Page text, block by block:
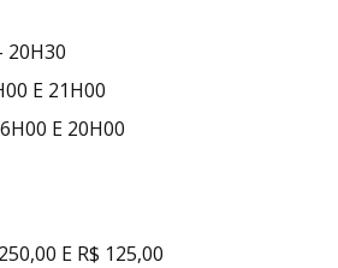
20H30
E 21H00
E 20H00
E R$ 125,00